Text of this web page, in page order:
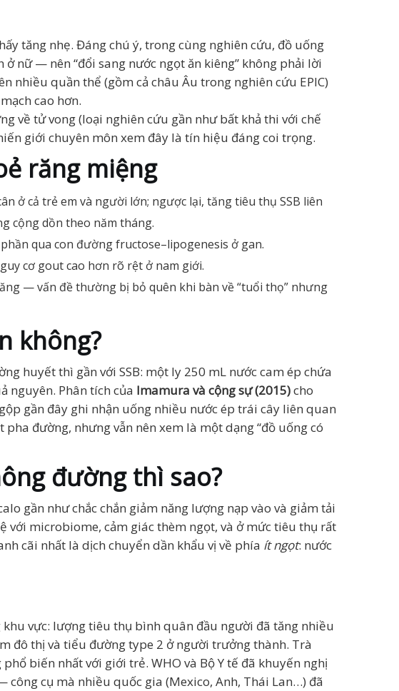
tăng nhẹ. Đáng chú ý, trong cùng nghiên cứu, đồ uống
nữ — nên “đổi sang nước ngọt ăn kiêng” không phải lời
nhiều quần thể (gồm cả châu Âu trong nghiên cứu EPIC)
cao hơn.
về tử vong (loại nghiên cứu gần như bất khả thi với chế
giới chuyên môn xem đây là tín hiệu đáng coi trọng.
răng miệng
ở cả trẻ em và người lớn; ngược lại, tăng tiêu thụ SSB liên
cộng dồn theo năm tháng.
qua con đường fructose–lipogenesis ở gan.
cơ gout cao hơn rõ rệt ở nam giới.
— vấn đề thường bị bỏ quên khi bàn về “tuổi thọ” nhưng
không?
huyết thì gần với SSB: một ly 250 mL nước cam ép chứa
nguyên. Phân tích của Imamura và cộng sự (2015)cho
gần đây ghi nhận uống nhiều nước ép trái cây liên quan
đường, nhưng vẫn nên xem là một dạng “đồ uống có
đường thì sao?
gần như chắc chắn giảm năng lượng nạp vào và giảm tải
với microbiome, cảm giác thèm ngọt, và ở mức tiêu thụ rất
cãi nhất là dịch chuyển dần khẩu vị về phía ít ngọt: nước
vực: lượng tiêu thụ bình quân đầu người đã tăng nhiều
đô thị và tiểu đường type 2 ở người trưởng thành. Trà
biến nhất với giới trẻ. WHO và Bộ Y tế đã khuyến nghị
công cụ mà nhiều quốc gia (Mexico, Anh, Thái Lan…) đã